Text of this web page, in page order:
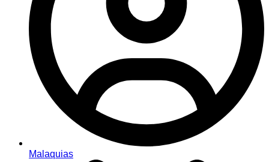
Malaquias